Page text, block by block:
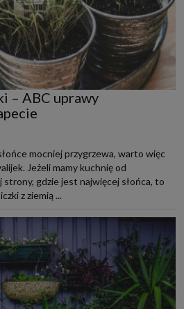
– ABC uprawy
mocniej przygrzewa, warto więc
Jeżeli mamy kuchnię od
gdzie jest najwięcej słońca, to
z ziemią ...